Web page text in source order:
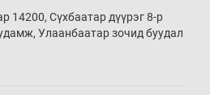
мин
14200, Сүхбаатар дүүрэг 8-р
Улаанбаатар зочид буудал